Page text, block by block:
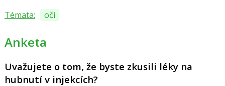
Témata:
oči
Anketa
Uvažujete o tom, že byste zkusili léky na
hubnutí v injekcích?